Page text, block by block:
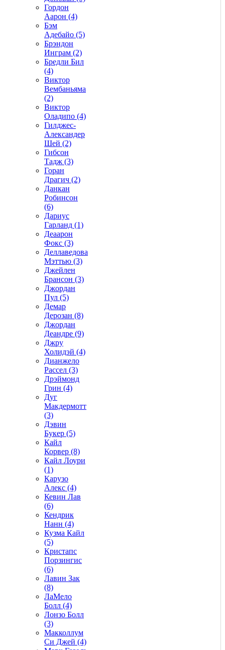
Гордон
Аарон (4)
Бэм
Адебайо (5)
Брэндон
Инграм (2)
Бредли Бил
(4)
Виктор
Вембаньяма
(2)
Виктор
Оладипо (4)
Гилджес-
Александер
Шей (2)
Гибсон
Тадж (3)
Горан
Драгич (2)
Данкан
Робинсон
(6)
Дариус
Гарланд (1)
Деаарон
Фокс (3)
Деллаведова
Мэттью (3)
Джейлен
Брансон (3)
Джордан
Пул (5)
Демар
Дерозан (8)
Джордан
Деандре (9)
Джру
Холидэй (4)
Дианжело
Рассел (3)
Дрэймонд
Грин (4)
Дуг
Макдермотт
(3)
Дэвин
Букер (5)
Кайл
Корвер (8)
Кайл Лоури
(1)
Карузо
Алекс (4)
Кевин Лав
(6)
Кендрик
Нанн (4)
Кузма Кайл
(5)
Кристапс
Порзингис
(6)
Лавин Зак
(8)
ЛаМело
Болл (4)
Лонзо Болл
(3)
Макколлум
Си Джей (4)